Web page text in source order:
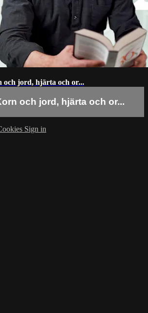
och jord, hjärta och or...
och jord, hjärta och or...
Sign in